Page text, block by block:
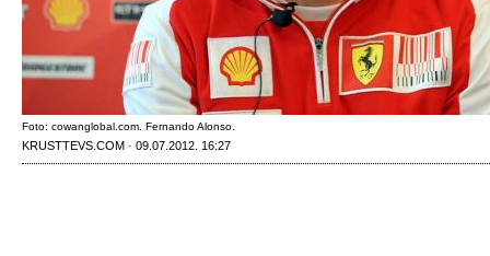
Foto: cowanglobal.com. Fernando Alonso.
KRUSTTEVS.COM · 09.07.2012. 16:27